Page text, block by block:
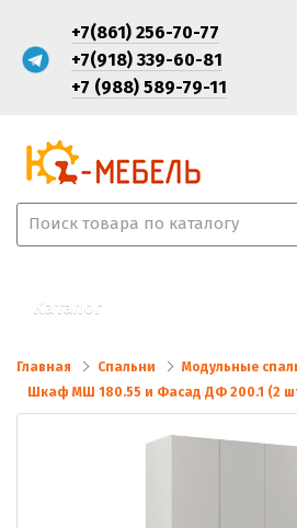
+7(861) 256-70-77
+7(918) 339-60-81
+7 (988) 589-79-11
Каталог
Главная Спальни
Модульные
Шкаф МШ 180.55 и Фасад ДФ 200.1 (2